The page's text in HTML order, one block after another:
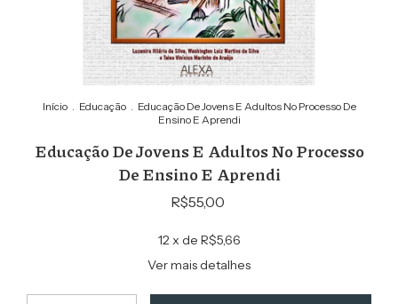
Início . Educação . Educação De Jovens E Adultos No Processo De
Ensino E Aprendi
Educação De Jovens E Adultos No Processo
De Ensino E Aprendi
R$55,00
12x de R$5,66
Ver mais detalhes